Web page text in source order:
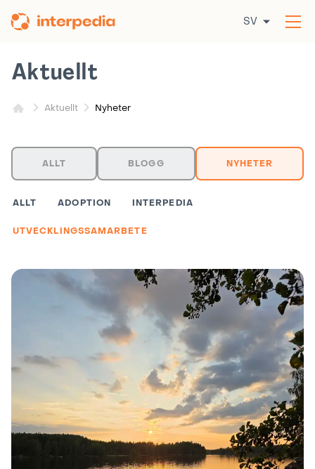
till
SV
Aktuellt Nyheter
Aktuellt
ALLT BLOGG NYHETER
ALLT ADOPTION INTERPEDIA
UTVECKLINGSSAMARBETE